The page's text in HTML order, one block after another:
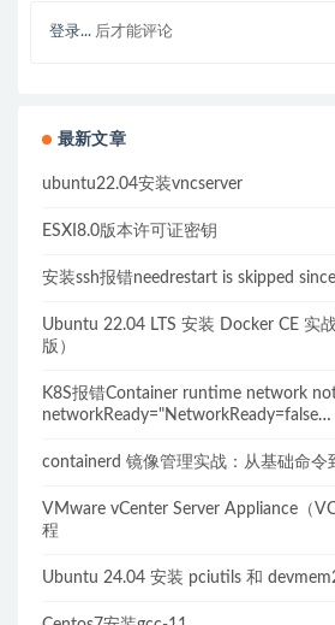
登录... 后才能评论
最新文章
ubuntu22.04安装vncserver
ESXI8.0版本许可证密钥
安装ssh报错needrestart is skipped
Ubuntu 22.04 LTS 安装 Docker CE 实
版）
K8S报错Container runtime network
networkReady="NetworkReady=false
containerd 镜像管理实战：从基础命令
VMware vCenter Server Appliance（
程
Ubuntu 24.04 安装 pciutils 和